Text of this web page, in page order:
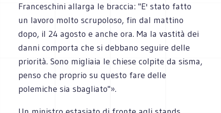
Franceschini allarga le braccia: "E' stato fatto
un lavoro molto scrupoloso, fin dal mattino
dopo, il 24 agosto e anche ora. Ma la vastità dei
danni comporta che si debbano seguire delle
priorità. Sono migliaia le chiese colpite da sisma,
penso che proprio su questo fare delle
polemiche sia sbagliato"».